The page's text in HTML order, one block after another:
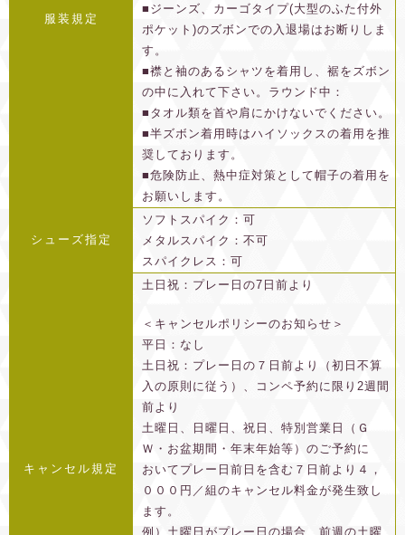
服装規定
■ジーンズ、カーゴタイプ(大型のふた付外
ポケット)のズボンでの入退場はお断りしま
す。
■襟と袖のあるシャツを着用し、裾をズボン
の中に入れて下さい。ラウンド中：
■タオル類を首や肩にかけないでください。
■半ズボン着用時はハイソックスの着用を推
奨しております。
■危険防止、熱中症対策として帽子の着用を
お願いします。
シューズ指定
ソフトスパイク：可
メタルスパイク：不可
スパイクレス：可
キャンセル規定
土日祝：プレー日の7日前より
＜キャンセルポリシーのお知らせ＞
平日：なし
土日祝：プレー日の７日前より（初日不算
入の原則に従う）、コンペ予約に限り2週間
前より
土曜日、日曜日、祝日、特別営業日（Ｇ
Ｗ・お盆期間・年末年始等）のご予約に
おいてプレー日前日を含む７日前より４，
０００円／組のキャンセル料金が発生致し
ます。
例）土曜日がプレー日の場合、前週の土曜